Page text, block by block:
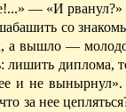
— «И
со
а вышло —
лишить диплома,
и не
за нее